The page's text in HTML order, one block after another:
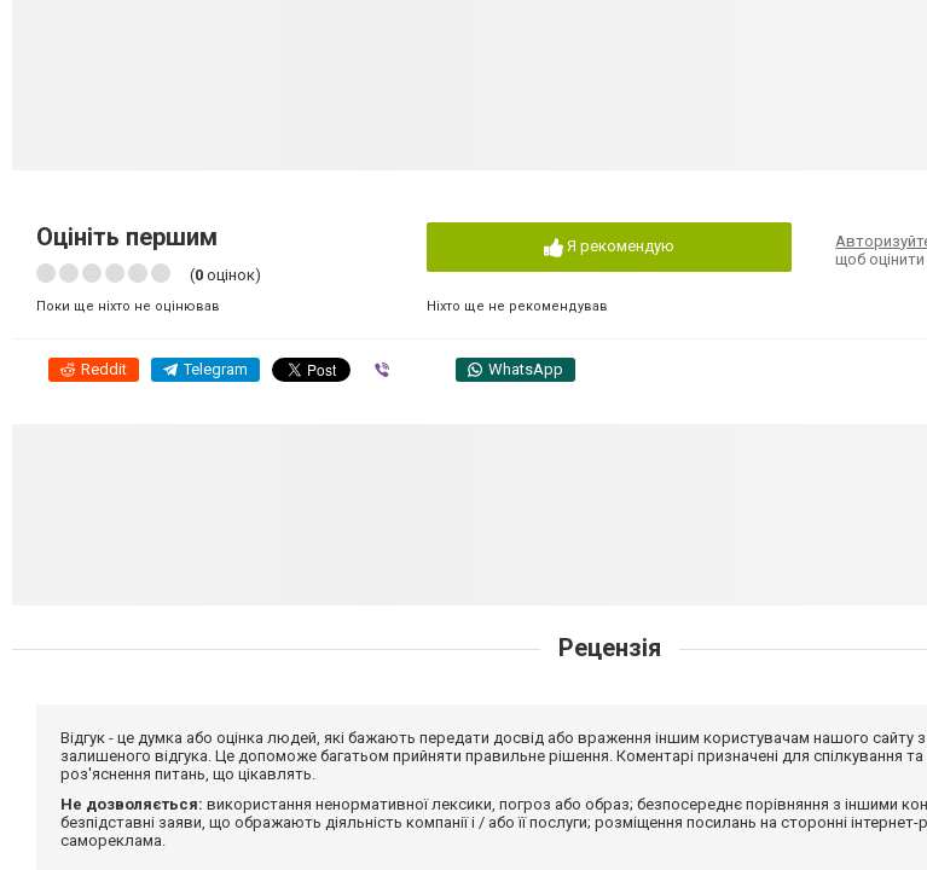
Оцініть першим
(0 оцінок)
Поки ще ніхто не оцінював
Я рекомендую
Ніхто ще не рекомендував
щоб
Reddit Telegram WhatsApp
Рецензія
Відгук - це думка або оцінка людей, які бажають передати досвід або враження іншим користувачам нашого сайту
залишеного відгука. Це допоможе багатьом прийняти правильне рішення. Коментарі призначені для спілкування
роз'яснення питань, що цікавлять.
Не дозволяється: використання ненормативної лексики, погроз або образ; безпосереднє порівняння з іншими
безпідставні заяви, що ображають діяльність компанії і / або її послуги; розміщення посилань на сторонні
самореклама.